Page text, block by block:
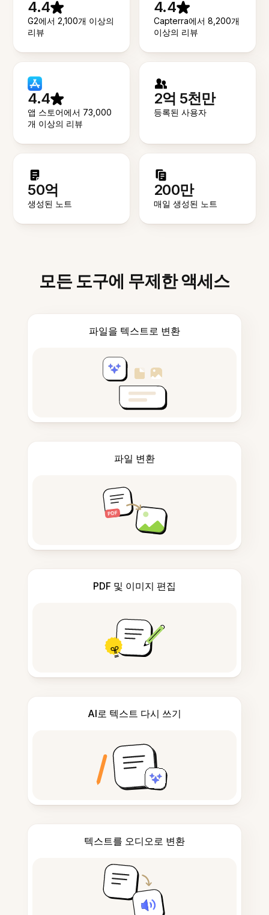
4.4
G2에서 2,100개 이상의
리뷰
4.4
Capterra에서 8,200개
이상의 리뷰
4.4
앱 스토어에서 73,000
개 이상의 리뷰
2억 5천만
등록된 사용자
50억
생성된 노트
200만
매일 생성된 노트
모든 도구에 무제한 액세스
파일을 텍스트로 변환
파일 변환
PDF 및 이미지 편집
AI로 텍스트 다시 쓰기
텍스트를 오디오로 변환